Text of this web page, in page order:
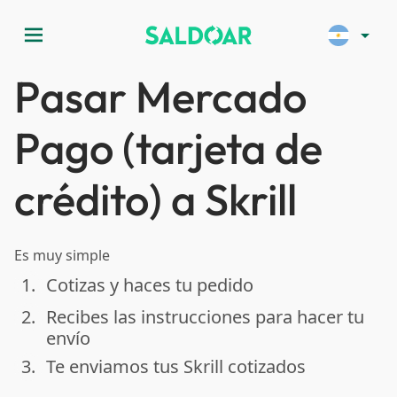
menu arrow_drop_down
Pasar Mercado
Pago (tarjeta de
crédito) a Skrill
Es muy simple
done
1. Cotizas y haces tu pedido
done
2. Recibes las instrucciones para hacer tu
envío
done
3. Te enviamos tus Skrill cotizados